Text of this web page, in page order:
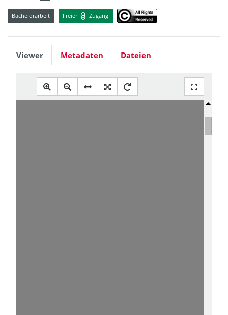
Bachelorarbeit Freier Zugang
Viewer Metadaten Dateien